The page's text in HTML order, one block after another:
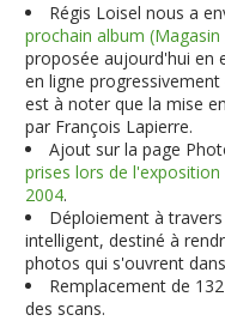
Régis Loisel nous a
prochain album (Magasin
proposée aujourd'hui en
en ligne
est à noter que la mise
par François Lapierre.
Ajout sur la page
prises lors de
2004.
Déploiement à
intelligent, destiné à
photos qui s'ouvrent
Remplacement de
des scans.